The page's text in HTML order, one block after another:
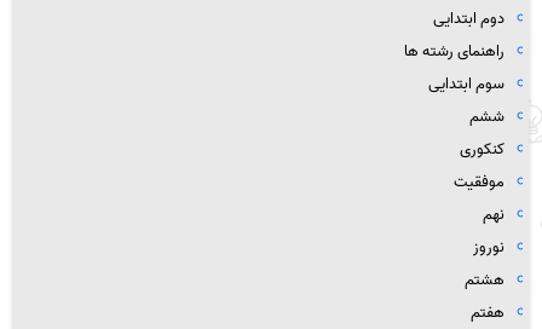
دوم ابتدایی
راهنمای رشته ها
سوم ابتدایی
ششم
کنکوری
موفقیت
نهم
نوروز
هشتم
هفتم